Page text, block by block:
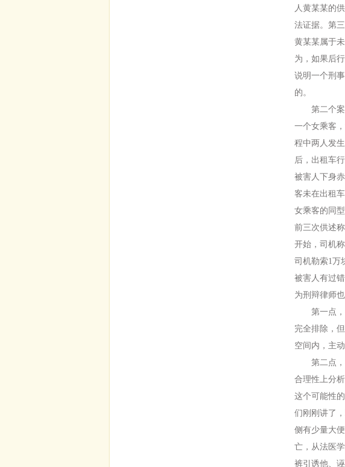
人黄某某的
法证据。第
黄某某属于
为，如果后
说明一个刑
的。
第二个案例
一个女乘客
程中两人发
后，出租车
被害人下身
客未在出租
女乘客的同
前三次供述
开始，司机
司机勒索1万
被害人有过
为刑辩律师
第一点，被
完全排除，
空间内，主
第二点，被
合理性上分
这个可能性
们刚刚讲了
侧有少量大
亡，从法医
裤引诱他、